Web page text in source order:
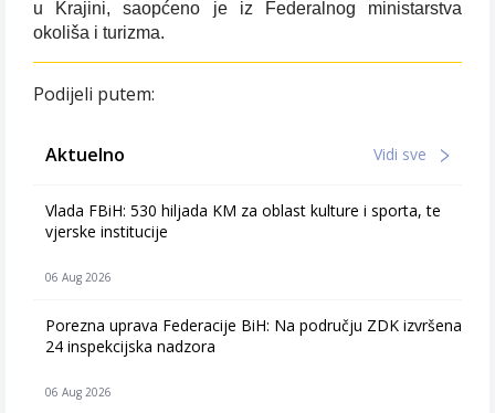
u Krajini, saopćeno je iz Federalnog ministarstva
okoliša i turizma.
Podijeli putem:
Aktuelno Vidi sve
Vlada FBiH: 530 hiljada KM za oblast kulture i sporta, te
vjerske institucije
06 Aug 2026
Porezna uprava Federacije BiH: Na području ZDK izvršena
24 inspekcijska nadzora
06 Aug 2026